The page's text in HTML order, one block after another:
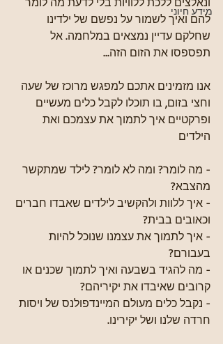
מידע חיוני
להם ואיך לשמור על נפשם של ילדינו
שחלקם עדיין נמצאים במלחמה. אל
תפספסו את הזום הזה...
אנו מזמינים אתכם למפגש מרוכז של שעה
וחצי בזום, בו תוכלו לקבל כלים מעשיים
ופרקטיים איך לתמוך את עצמכם ואת
הילדים
- מה לומר? ומה לא לומר? לילד שמתקשר
מהצבא?
- איך ללוות ולהקשיב לילדים שאבדו חברים
וכאובים בבית?
- איך לתמוך את עצמנו שנוכל להיות
בעבורם?
- מה להגיד בשבעה ואיך לתמוך שכנים או
קרובים שאיבדו את יקיריהם?
- נקבל כלים מעולם המיינדפולנס של ויסות
חרדה שלנו ושל יקירינו.